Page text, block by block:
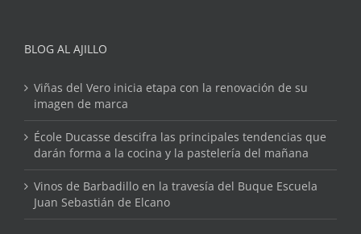
BLOG AL AJILLO
Viñas del Vero inicia etapa con la renovación de su
imagen de marca
École Ducasse descifra las principales tendencias que
darán forma a la cocina y la pastelería del mañana
Vinos de Barbadillo en la travesía del Buque Escuela
Juan Sebastián de Elcano